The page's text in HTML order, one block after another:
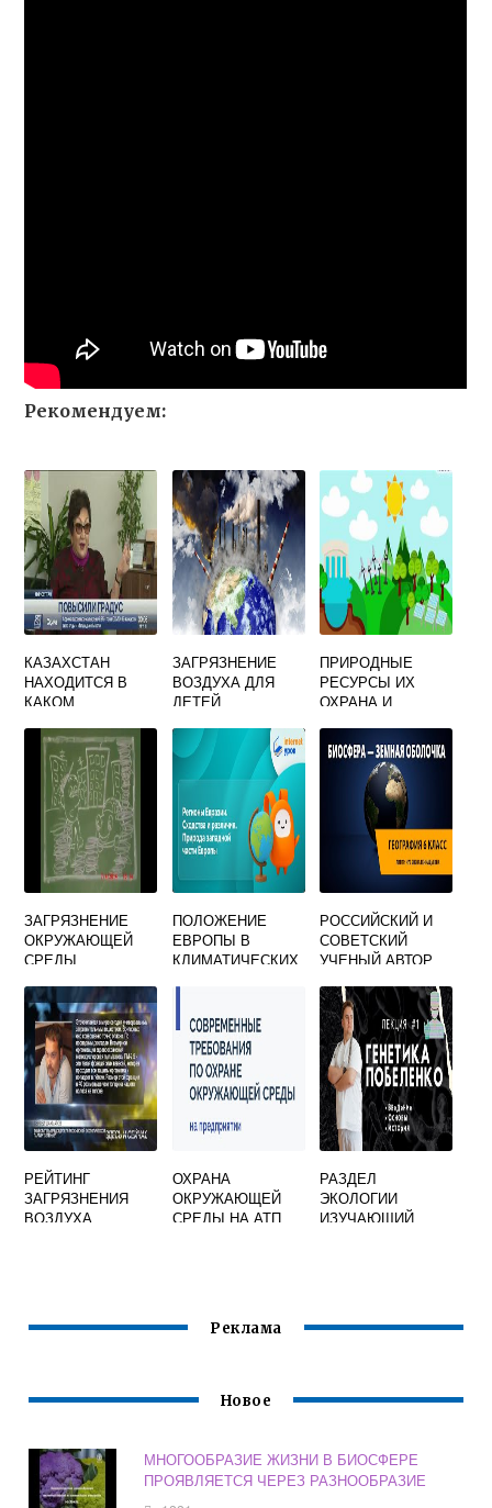
Рекомендуем:
КАЗАХСТАН
НАХОДИТСЯ В
КАКОМ
ПОЯСЕ
ЗАГРЯЗНЕНИЕ
ВОЗДУХА ДЛЯ
ДЕТЕЙ
ПРИРОДНЫЕ
РЕСУРСЫ ИХ
ОХРАНА И
ЗАГРЯЗНЕНИЕ
ОКРУЖАЮЩЕЙ
СРЕДЫ
АКТУАЛЬНЕЙШЕЙ
ПРОБЛЕМОЙ
СОВРЕМЕННОСТИ
ПОЛОЖЕНИЕ
ЕВРОПЫ В
КЛИМАТИЧЕСКИХ
ЗОНАХ
РОССИЙСКИЙ И
СОВЕТСКИЙ
УЧЕНЫЙ АВТОР
БИОСФЕРЫ КАК
ЖИВОЙ
ОБОЛОЧКИ
ПЛАНЕТЫ
РЕЙТИНГ
ЗАГРЯЗНЕНИЯ
ВОЗДУХА
ОХРАНА
ОКРУЖАЮЩЕЙ
СРЕДЫ НА АТП
РАЗДЕЛ
ЭКОЛОГИИ
ИЗУЧАЮЩИЙ
Реклама
Новое
МНОГООБРАЗИЕ ЖИЗНИ В БИОСФЕРЕ
ПРОЯВЛЯЕТСЯ ЧЕРЕЗ РАЗНООБРАЗИЕ